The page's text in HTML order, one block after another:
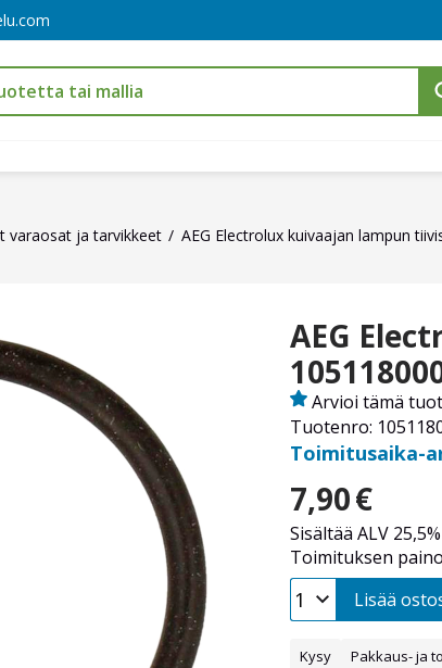
varaosat ja tarvikkeet AEG Electrolux kuivaajan lampun
AEG
Tuotenro:
Arvioi tämä
Toimitusaika-
7,90€
Sisältää ALV 25,5%
Toimituksen
Lisää
Kysy Pakkaus- ja